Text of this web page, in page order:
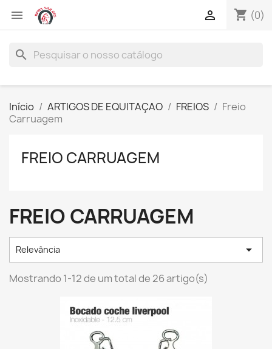
 shopping_cart (0)

search
Início ARTIGOS DE EQUITAÇAO FREIOS
Freio
Carruagem
FREIO CARRUAGEM
FREIO CARRUAGEM
Relevância 
Mostrando 1-12 de um total de 26 artigo(s)